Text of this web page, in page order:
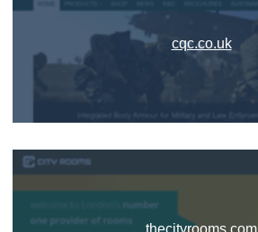
cqc.co.uk
thecityrooms.com